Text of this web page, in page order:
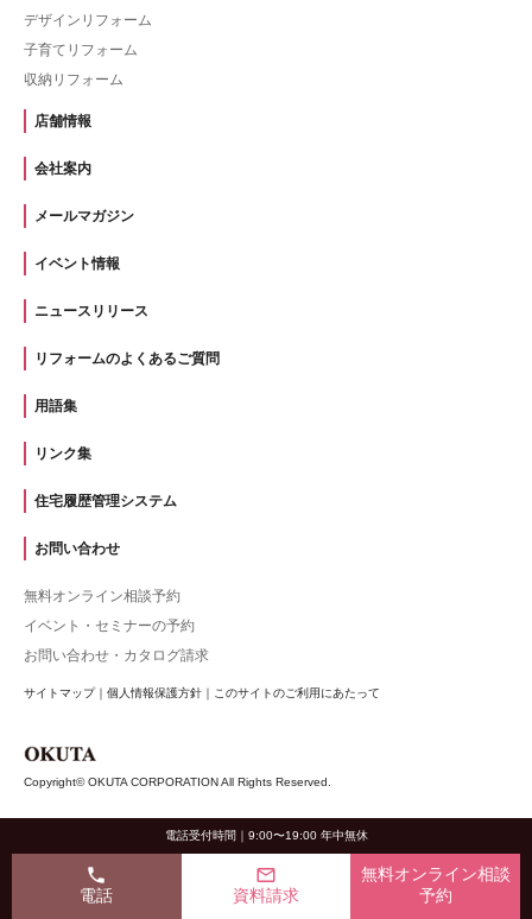
デザインリフォーム
子育てリフォーム
収納リフォーム
店舗情報
会社案内
メールマガジン
イベント情報
ニュースリリース
リフォームのよくあるご質問
用語集
リンク集
住宅履歴管理システム
お問い合わせ
無料オンライン相談予約
イベント・セミナーの予約
お問い合わせ・カタログ請求
サイトマップ｜ 個人情報保護方針 ｜ このサイトのご利用にあたって
Copyright© OKUTA CORPORATION All Rights Reserved.
電話受付時間｜9:00〜19:00 年中無休
phone
電話
mail_outline
資料請求
無料オンライン相談
予約